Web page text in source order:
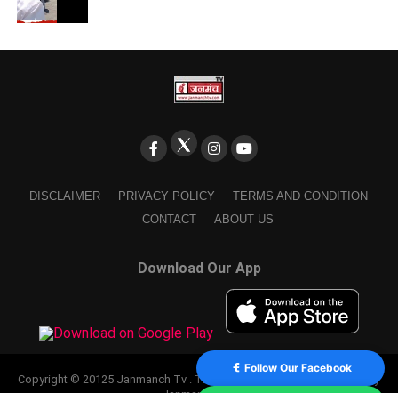
DISCLAIMER PRIVACY POLICY
TERMS AND CONDITION
CONTACT
ABOUT US
Download Our App
Copyright © 20125 Janmanch Tv . Theme by SSDIGIMARK. powered by
Follow Our Facebook